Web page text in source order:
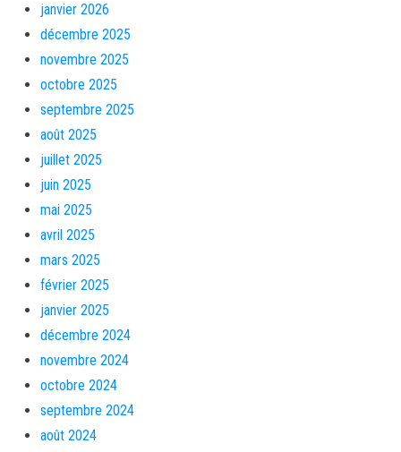
janvier 2026
décembre 2025
novembre 2025
octobre 2025
septembre 2025
août 2025
juillet 2025
juin 2025
mai 2025
avril 2025
mars 2025
février 2025
janvier 2025
décembre 2024
novembre 2024
octobre 2024
septembre 2024
août 2024